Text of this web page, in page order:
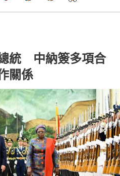
統 中納簽多項合
關係